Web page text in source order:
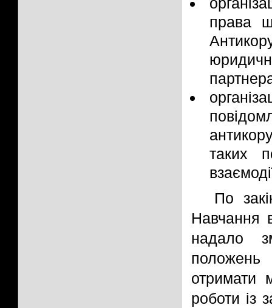
права
таких
По
Навчання
надало
отримати
роботи із